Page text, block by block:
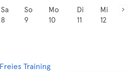
Sa
8
So
9
Mo
10
Di
11
Mi
12
Freies Training